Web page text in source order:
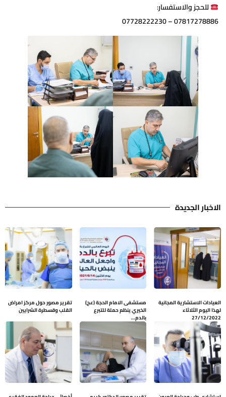
للحجز والاستفسار:
07817278886 – 07728222230
الاخبار الجديدة
العيادات الاستشارية المجانية
لهذا اليوم الثلاثاء
27/12/2022
مستشفى الامام الحجة (عج)
الخيري ينظم حملة للتبرع
بالدم…
تقرير مصور حول مركز امراض
القلب وقسطرة الشرايين